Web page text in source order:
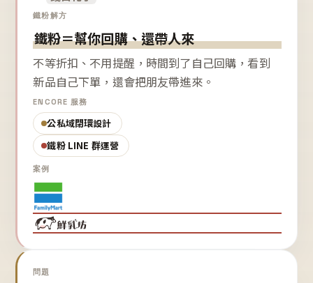
鐵粉解方
鐵粉＝幫你回購、還帶人來
不等折扣、不用提醒，時間到了自己回購，看到
新品自己下單，還會把朋友帶進來。
ENCORE 服務
公私域閉環設計
鐵粉 LINE 群運營
案例
問題